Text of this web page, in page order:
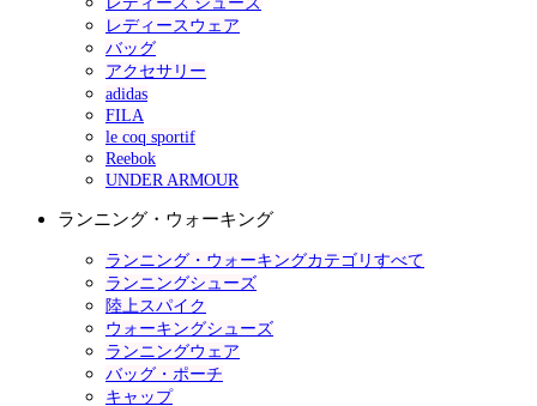
レディースウェア
バッグ
アクセサリー
adidas
FILA
le coq sportif
Reebok
UNDER ARMOUR
ランニング・ウォーキング
ランニング・ウォーキングカテゴリすべて
ランニングシューズ
陸上スパイク
ウォーキングシューズ
ランニングウェア
バッグ・ポーチ
キャップ